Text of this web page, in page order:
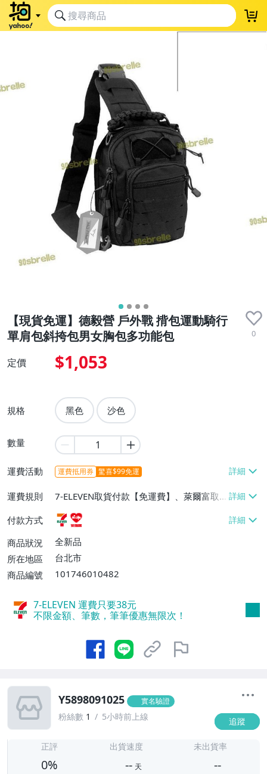
【現貨免運】德毅營 戶外戰 揹包運動騎行
單肩包斜挎包男女胸包多功能包
0
定價 $1,053
規格 黑色 沙色
數量
運費活動 運費抵用券 驚喜$99免運
運費規則
7-ELEVEN取貨付款【免運費】、萊爾富取
貨付款【免運費】
付款方式
商品狀況
全新品
所在地區
台北市
商品編號
101746010482
7-ELEVEN 運費只要38元
不限金額、筆數，筆筆優惠無限次！
Y5898091025 實名驗證
粉絲數 1 5小時前上線 追蹤
正評
0%
出貨速度
-- 天
未出貨率
--